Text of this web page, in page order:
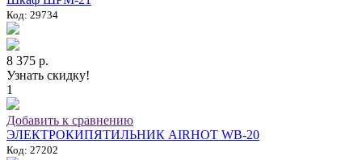
Код: 29734
8 375 р.
Узнать скидку!
1
Добавить к сравнению
ЭЛЕКТРОКИПЯТИЛЬНИК AIRHOT WB-20
Код: 27202